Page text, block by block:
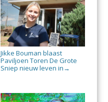
Jikke Bouman blaast
Paviljoen Toren De Grote
Sniep nieuw leven in →